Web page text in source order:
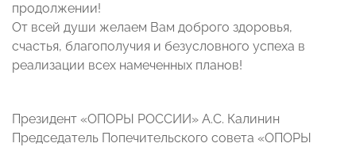
продолжении!
От всей души желаем Вам доброго здоровья,
счастья, благополучия и безусловного успеха в
реализации всех намеченных планов!
Президент «ОПОРЫ РОССИИ» А.С. Калинин
Председатель Попечительского совета «ОПОРЫ